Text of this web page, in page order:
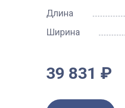
Длина
Ширина
39 831 ₽